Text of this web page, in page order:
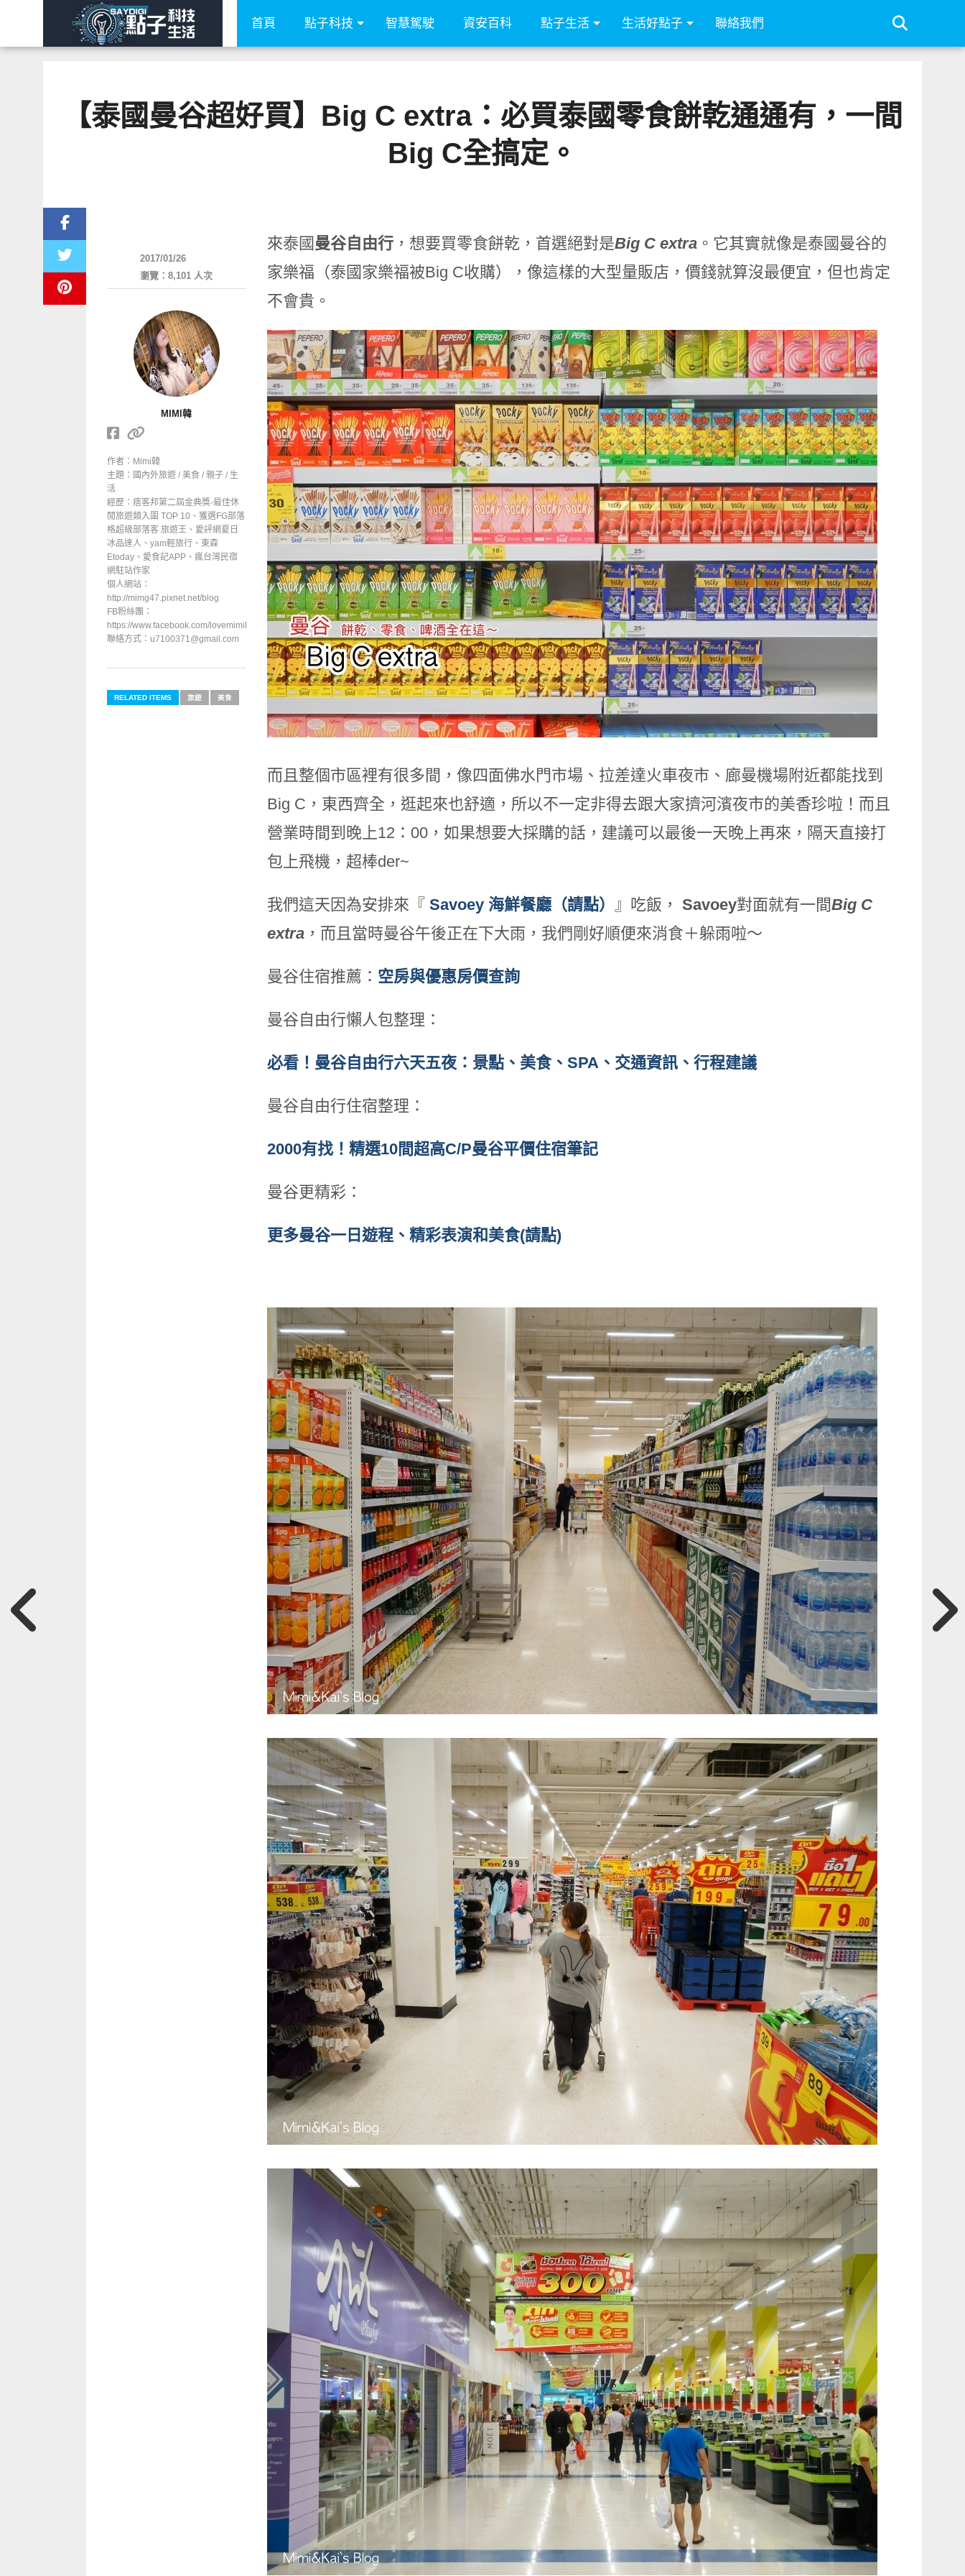
首頁 點子科技 智慧駕駛 資安百科 點子生活 生活好點子 聯絡我們
【泰國曼谷超好買】Big C extra：必買泰國零食餅乾通通有，一間
Big C全搞定。
來泰國 曼谷自由行，想要買零食餅乾，首選絕對是Big C extra。它其實就像是泰國曼谷的
家樂福（泰國家樂福被Big C收購），像這樣的大型量販店，價錢就算沒最便宜，但也肯定
不會貴。
而且整個市區裡有很多間，像四面佛水門市場、拉差達火車夜市、廊曼機場附近都能找到
Big C，東西齊全，逛起來也舒適，所以不一定非得去跟大家擠河濱夜市的美香珍啦！而且
營業時間到晚上12：00，如果想要大採購的話，建議可以最後一天晚上再來，隔天直接打
包上飛機，超棒der~
我們這天因為安排來『 Savoey 海鮮餐廳（請點） 』吃飯， Savoey對面就有一間Big C
extra，而且當時曼谷午後正在下大雨，我們剛好順便來消食＋躲雨啦～
曼谷住宿推薦： 空房與優惠房價查詢
曼谷自由行懶人包整理：
必看！曼谷自由行六天五夜：景點、美食、SPA、交通資訊、行程建議
曼谷自由行住宿整理：
2000有找！精選10間超高C/P曼谷平價住宿筆記
曼谷更精彩：
更多曼谷一日遊程、精彩表演和美食(請點)
2017/01/26
瀏覽：8,101 人次
MIMI韓
作者：Mimi韓
主題：國內外旅遊 / 美食 / 親子 / 生
活
經歷：痞客邦第二屆金典獎-最佳休
閒旅遊類入圍 TOP 10、獲選FG部落
格超級部落客 旅遊王、愛評網夏日
冰品達人、yam輕旅行、東森
Etoday、愛食記APP、瘋台灣民宿
網駐站作家
個人網站：
http://mimg47.pixnet.net/blog
FB粉絲團：
https://www.facebook.com/lovemimiHan
聯絡方式：u7100371@gmail.com
RELATED ITEMS 旅遊 美食